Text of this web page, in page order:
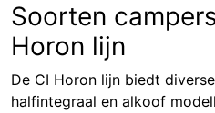
Soorten
Horon lijn
De CI Horon lijn biedt
halfintegraal en alkoof